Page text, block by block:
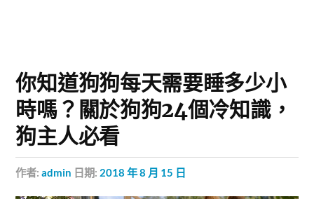
你知道狗狗每天需要睡多少小
時嗎？關於狗狗24個冷知識，
狗主人必看
作者:admin 日期: 2018 年 8 月 15 日